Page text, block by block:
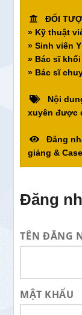
ĐỐI
» Kỹ thuật
» Sinh viên
» Bác sĩ
» Bác sĩ
Nội
xuyên được
Đăng
giảng &
Đăng
TÊN ĐĂNG
MẬT KHẨU